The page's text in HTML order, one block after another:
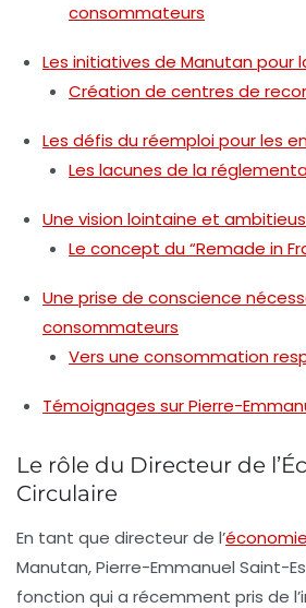
consommateurs
Les initiatives de Manutan pour
Création de centres de
Les défis du réemploi pour les
Les lacunes de la
Une vision lointaine et
Le concept du “Remade in
Une prise de conscience
consommateurs
Vers une consommation
Témoignages sur Pierre-
Le rôle du Directeur de
Circulaire
En tant que directeur de l’
Manutan, Pierre-Emmanuel Saint-
fonction qui a récemment pris de